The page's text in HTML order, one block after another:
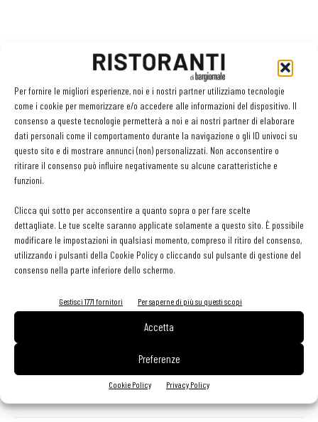
Per fornire le migliori esperienze, noi e i nostri partner utilizziamo tecnologie
come i cookie per memorizzare e/o accedere alle informazioni del dispositivo. Il
consenso a queste tecnologie permetterà a noi e ai nostri partner di elaborare
dati personali come il comportamento durante la navigazione o gli ID univoci su
questo sito e di mostrare annunci (non) personalizzati. Non acconsentire o
ritirare il consenso può influire negativamente su alcune caratteristiche e
funzioni.
Clicca qui sotto per acconsentire a quanto sopra o per fare scelte
dettagliate. Le tue scelte saranno applicate solamente a questo sito. È possibile
modificare le impostazioni in qualsiasi momento, compreso il ritiro del consenso,
utilizzando i pulsanti della Cookie Policy o cliccando sul pulsante di gestione del
consenso nella parte inferiore dello schermo.
Gestisci 1771 fornitori Per saperne di più su questi scopi
Accetta
Preferenze
Cookie Policy Privacy Policy
Twitter